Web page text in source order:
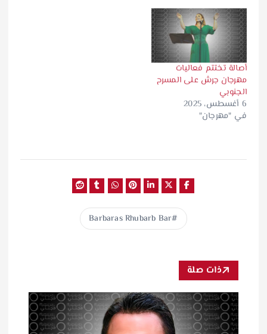
أصالة تختتم فعاليات
مهرجان جرش على المسرح
الجنوبي
6 أغسطس، 2025
في "مهرجان"
Barbaras Rhubarb Bar
ذات صلة